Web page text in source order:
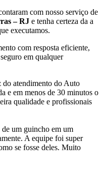
com nosso serviço de
– RJ e tenha certeza da a
executamos.
com resposta eficiente,
em qualquer
do atendimento do Auto
e em menos de 30 minutos o
qualidade e profissionais
um guincho em um
A equipe foi super
se fosse deles. Muito